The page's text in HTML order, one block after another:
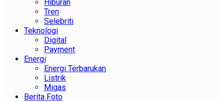
Hiburan
Tren
Selebriti
Teknologi
Digital
Payment
Energi
Energi Terbarukan
Listrik
Migas
Berita Foto